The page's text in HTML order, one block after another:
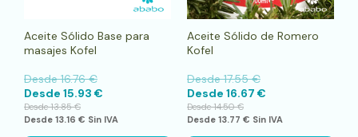
Aceite Sólido Base para
masajes Kofel
Desde16.76€
Desde 15.93 €
Desde13.85€
Desde 13.16 € Sin IVA
elegir
página
producto
Aceite Sólido de Romero
Kofel
Desde17.55€
Desde 16.67 €
Desde14.50€
Desde 13.77 € Sin IVA
en